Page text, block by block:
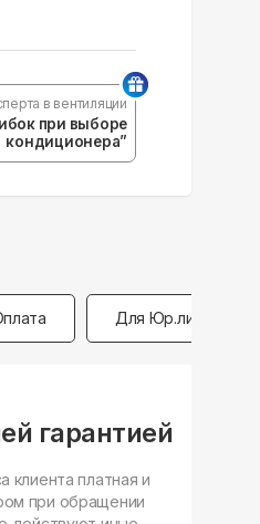
в вентиляции
при выборе
кондиционера”
Для Юр.лиц
гарантией
клиента платная и
при обращении